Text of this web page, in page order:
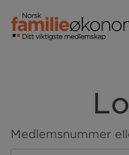
Medlemsnummer